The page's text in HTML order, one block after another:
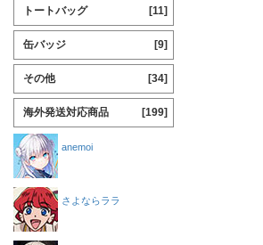
トートバッグ [11]
缶バッジ [9]
その他 [34]
海外発送対応商品 [199]
anemoi
さよならララ